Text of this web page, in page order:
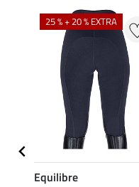
25 % + 20 % EXTRA
Equilibre